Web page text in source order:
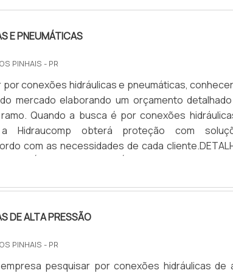
E PNEUMÁTICAS
PINHAIS - PR
conexões hidráulicas e pneumáticas,
mercado elaborando um orçamento
Quando a busca é por conexões
Hidraucomp obterá proteção com
com as necessidades de cada
HIDRÁULICAS E PNEUMÁTICASHá muitas
competência e excelência em uma área
canaliza seus recursos em oferecer aos clientes
Estrutura suficiente para atender todas
em conexões hidráulicas e pneumáticas
buscar uma organização que tenha
DE ALTA PRESSÃO
PINHAIS - PR
pesquisar por conexões hidráulicas de